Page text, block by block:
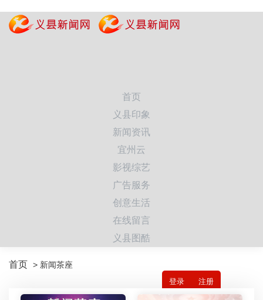
登录 注册
首页
义县印象
新闻资讯
宜州云
影视综艺
广告服务
创意生活
在线留言
义县图酷
首页 > 新闻茶座